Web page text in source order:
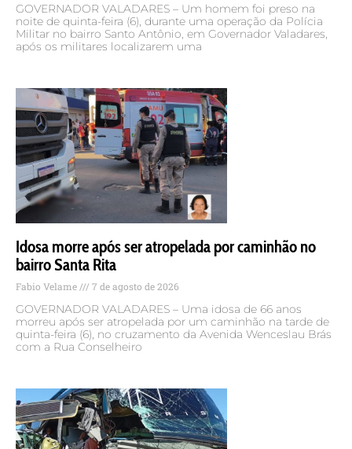
GOVERNADOR VALADARES – Um homem foi preso na
noite de quinta-feira (6), durante uma operação da Polícia
Militar no bairro Santo Antônio, em Governador Valadares,
após os militares localizarem uma
Idosa morre após ser atropelada por caminhão no
bairro Santa Rita
Fabio Velame 7 de agosto de 2026
GOVERNADOR VALADARES – Uma idosa de 66 anos
morreu após ser atropelada por um caminhão na tarde de
quinta-feira (6), no cruzamento da Avenida Wenceslau Brás
com a Rua Conselheiro